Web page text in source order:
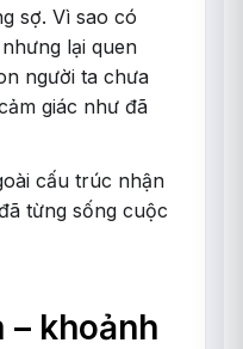
sợ. Vì sao có
lại quen
người ta chưa
giác như đã
cấu trúc nhận
từng sống cuộc
khoảnh